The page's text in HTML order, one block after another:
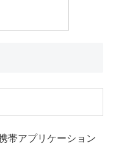
帯アプリケーション